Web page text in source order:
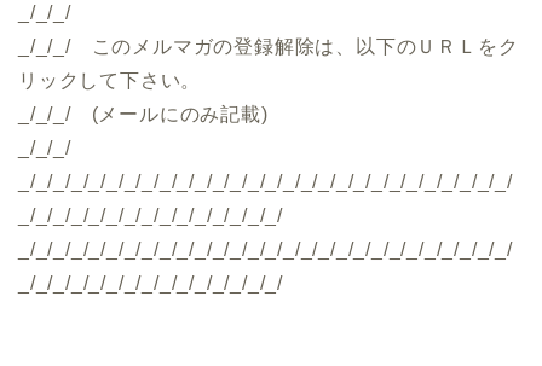
_/_/_/
_/_/_/ このメルマガの登録解除は、以下のＵＲＬをク
リックして下さい。
_/_/_/ (メールにのみ記載)
_/_/_/
_/_/_/_/_/_/_/_/_/_/_/_/_/_/_/_/_/_/_/_/_/_/_/_/_/_/_/_/
_/_/_/_/_/_/_/_/_/_/_/_/_/_/_/
_/_/_/_/_/_/_/_/_/_/_/_/_/_/_/_/_/_/_/_/_/_/_/_/_/_/_/_/
_/_/_/_/_/_/_/_/_/_/_/_/_/_/_/